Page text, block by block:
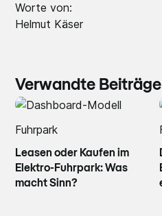
Worte von:
Helmut Käser
Verwandte Beiträge
Fuhrpark
Leasen oder Kaufen im
Elektro-Fuhrpark: Was
macht Sinn?